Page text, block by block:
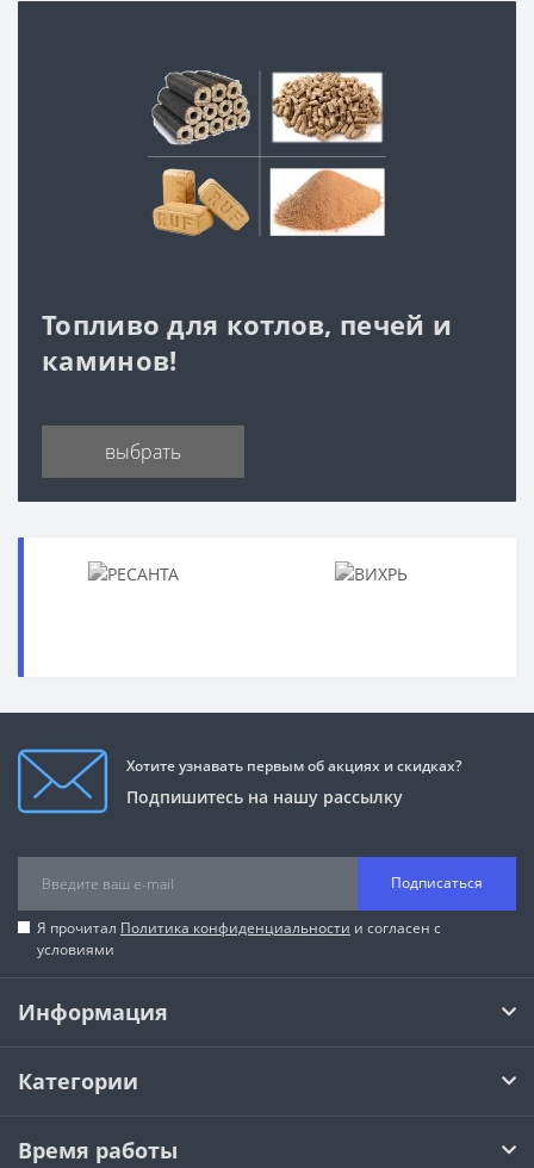
Топливо для котлов, печей и
каминов!
выбрать
Хотите узнавать первым об акциях и скидках?
Подпишитесь на нашу рассылку
Подписаться
Я прочитал Политика конфиденциальности и согласен с
условиями
Информация
Категории
Время работы